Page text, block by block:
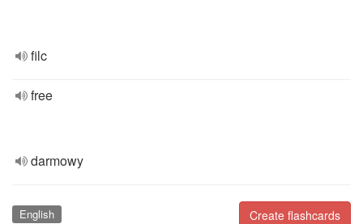
filc
free
darmowy
Create flashcards
English